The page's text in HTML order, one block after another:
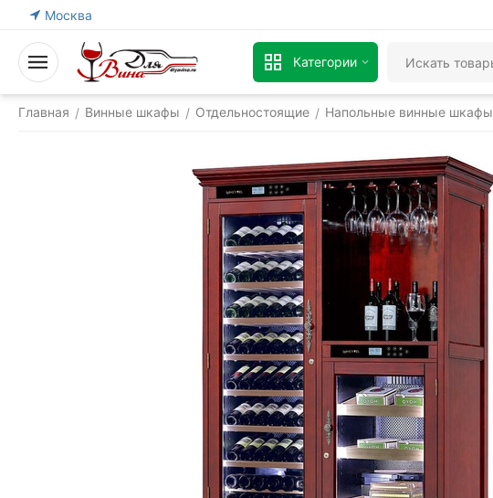
Москва
Категории
Главная / Винные шкафы / Отдельностоящие / Напольные винные шкафы